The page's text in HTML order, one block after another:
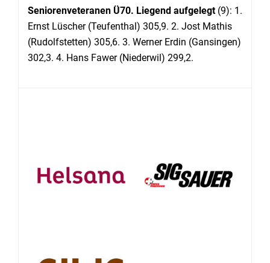
Seniorenveteranen Ü70. Liegend aufgelegt(9): 1.
Ernst Lüscher (Teufenthal) 305,9. 2. Jost Mathis
(Rudolfstetten) 305,6. 3. Werner Erdin (Gansingen)
302,3. 4. Hans Fawer (Niederwil) 299,2.